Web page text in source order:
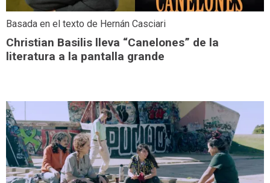
Basada en el texto de Hernán Casciari
Christian Basilis lleva “Canelones” de la
literatura a la pantalla grande